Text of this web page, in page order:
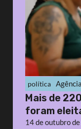
política
Mais de
foram
14 de outubro